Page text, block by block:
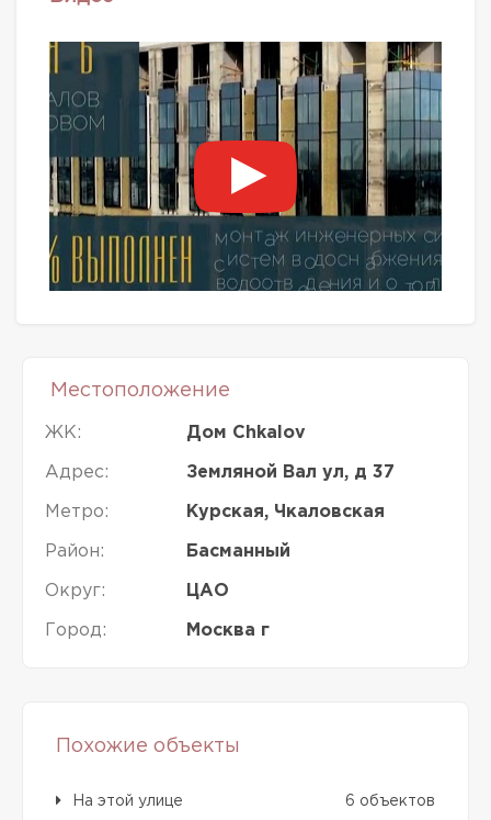
Местоположение
ЖК: Дом Chkalov
Адрес: Земляной Вал ул, д 37
Метро: Курская, Чкаловская
Район: Басманный
Округ: ЦАО
Город: Москва г
Похожие объекты
На этой улице 6 объектов